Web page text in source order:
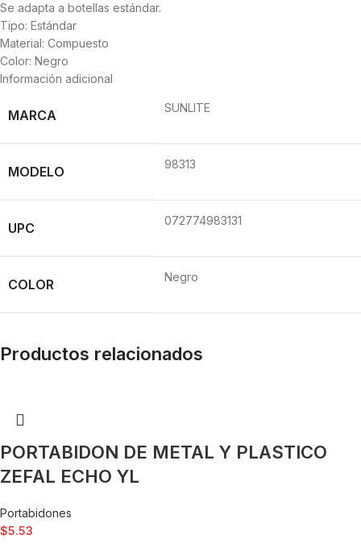
Se adapta a botellas estándar.
Tipo: Estándar
Material: Compuesto
Color: Negro
Información adicional
MARCA SUNLITE
MODELO 98313
UPC 072774983131
COLOR Negro
Productos relacionados
PORTABIDON DE METAL Y PLASTICO
ZEFAL ECHO YL
Portabidones
$5.53